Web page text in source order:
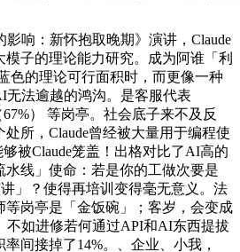
响：新怀抱取晚期》演讲，Claude
子的理论能力研究。成为阿谁「利
色的理论可行面积时，而更像一种
法逾越的鸿沟。是客服代表
67%） 等岗亭。社会底子来不及反
所，Claude曾经被大量用于编程使
被Claude笼盖！出格对比了AI高的
线」使命：若是你的工做次要是
」？使得再培训变得毫无意义。法
等岗亭是「金饭碗」；客岁，会变成
不如进修若何通过API和AI东西提拔
间接掉了14%。、企业、小我，